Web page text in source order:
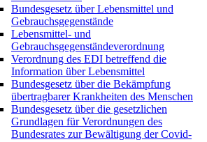
Bundesgesetz über Lebensmittel und
Gebrauchsgegenstände
Lebensmittel- und
Gebrauchsgegenständeverordnung
Verordnung des EDI betreffend die
Information über Lebensmittel
Bundesgesetz über die Bekämpfung
übertragbarer Krankheiten des Menschen
Bundesgesetz über die gesetzlichen
Grundlagen für Verordnungen des
Bundesrates zur Bewältigung der Covid-